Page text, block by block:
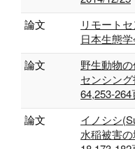
論文
リモート
日本生態
論文
野生動物
センシン
64,253-
論文
イノシシ
水稲被害